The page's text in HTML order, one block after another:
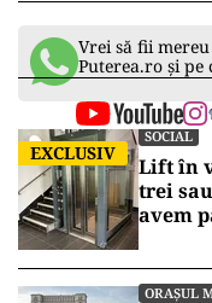
Vrei să fii
Puterea.ro și pe
EXCLUSIV
SOCIAL
Lift în
trei
avem
ORAȘUL